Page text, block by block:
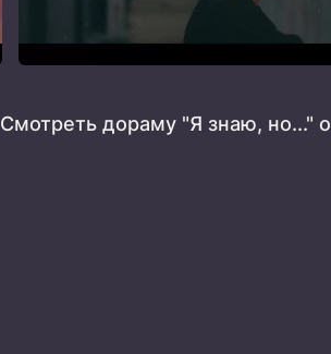
Смотреть дораму "Я знаю, но..."